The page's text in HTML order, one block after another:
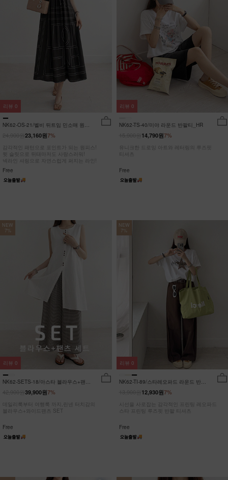
NK62-OS-21/벨비 뒤트임 민소매 원피
7%
23,160원
감각적인 패턴으로 포인트가 되는 원피스!
뒷 슬릿으로 뒤태마저도 사랑스러워!
넥라인 셔링으로 자연스럽게 퍼지는 라인!
Free
리뷰 0
NK62-TS-40/미야 라운드 반팔티_HR
7%
14,790원
유니크한 드로잉 아트와 레터링의 루즈핏
티셔츠
Free
리뷰 0
NEW
7%
NK62-SETS-18/아스타 블라우스+팬츠
7%
39,900원
데일리룩부터 여행룩 까지,린넨 터치감의
블라우스+와이드팬츠 SET
Free
리뷰 0
NEW
7%
NK62-TI-89/스타레오파드 라운드 반팔
7%
12,930원
시선을 사로잡는 감각적인 프린팅 레오파드
스타 프린팅 루즈핏 반팔 티셔츠
Free
리뷰 0